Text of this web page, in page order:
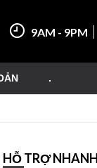
9AM - 9PM
.
HỖ TRỢ NHANH